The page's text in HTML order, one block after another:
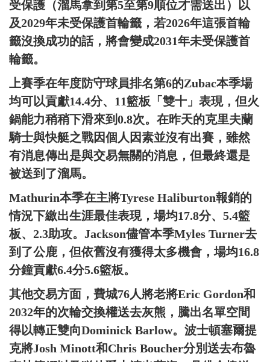
受保護（溜馬拿到第5至第9順位才需送出）以
及2029年未受保護首輪籤，若2026年這張首輪
籤沒換成功的話，將會變成2031年未受保護首
輪籤。
上賽季在年度防守球員排名第6的Zubac本季場
均可以貢獻14.4分、11籃板「雙十」表現，但火
鍋能力稍稍下滑來到0.8次。在昨天的克里夫蘭
騎士與快艇之戰因個人因素並沒有出賽，雖然
有消息傳出是與交易無關的消息，但最終還是
被送到了溜馬。
Mathurin本季在主將Tyrese Haliburton報銷的
情況下繳出生涯最佳表現，場均17.8分、5.4籃
板、2.3助攻。Jackson儘管本季Myles Turner去
到了公鹿，但依舊沒有獲得太多機會，場均16.8
分鐘貢獻6.4分5.6籃板。
其他交易方面，費城76人將老將Eric Gordon和
2032年的次輪交換權送去灰熊，騰出名單空間
得以轉正雙向Dominick Barlow。波士頓塞爾提
克將Josh Minott和Chris Boucher分別送去布魯